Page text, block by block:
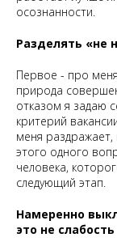
осознанности.
Разделять «не
Первое - про
природа
отказом я задаю
критерий
меня
этого одного
человека,
следующий этап.
Намеренно
это не слабость